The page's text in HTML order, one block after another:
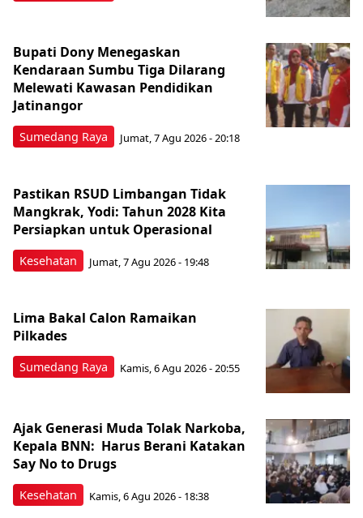
Sumedang Raya
Bupati Dony Menegaskan
Kendaraan Sumbu Tiga Dilarang
Melewati Kawasan Pendidikan
Jatinangor
Jumat, 7 Agu 2026 - 20:18
Kesehatan
Pastikan RSUD Limbangan Tidak
Mangkrak, Yodi: Tahun 2028 Kita
Persiapkan untuk Operasional
Jumat, 7 Agu 2026 - 19:48
Sumedang Raya
Lima Bakal Calon Ramaikan
Pilkades
Kamis, 6 Agu 2026 - 20:55
Kesehatan
Ajak Generasi Muda Tolak Narkoba,
Kepala BNN: Harus Berani Katakan
Say No to Drugs
Kamis, 6 Agu 2026 - 18:38